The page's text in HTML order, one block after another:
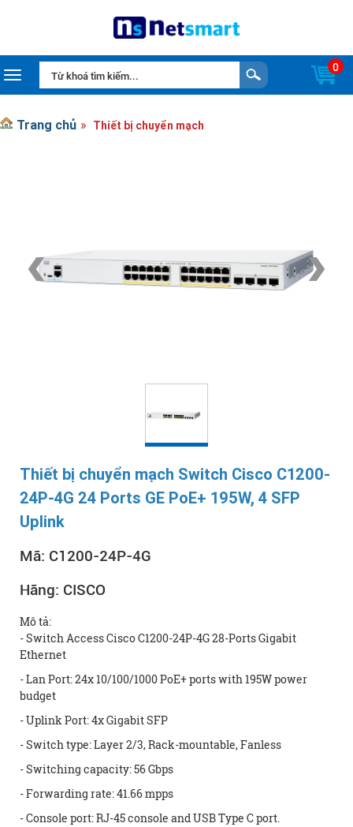
0
Toggle navigation
Trang chủ Thiết bị chuyển mạch
Thiết bị chuyển mạch Switch Cisco C1200-
24P-4G 24 Ports GE PoE+ 195W, 4 SFP
Uplink
Mã: C1200-24P-4G
Hãng: CISCO
Mô tả:
- Switch Access Cisco C1200-24P-4G 28-Ports Gigabit
Ethernet
- Lan Port: 24x 10/100/1000 PoE+ ports with 195W power
budget
- Uplink Port: 4x Gigabit SFP
- Switch type: Layer 2/3, Rack-mountable, Fanless
- Switching capacity: 56 Gbps
- Forwarding rate: 41.66 mpps
- Console port: RJ-45 console and USB Type C port.